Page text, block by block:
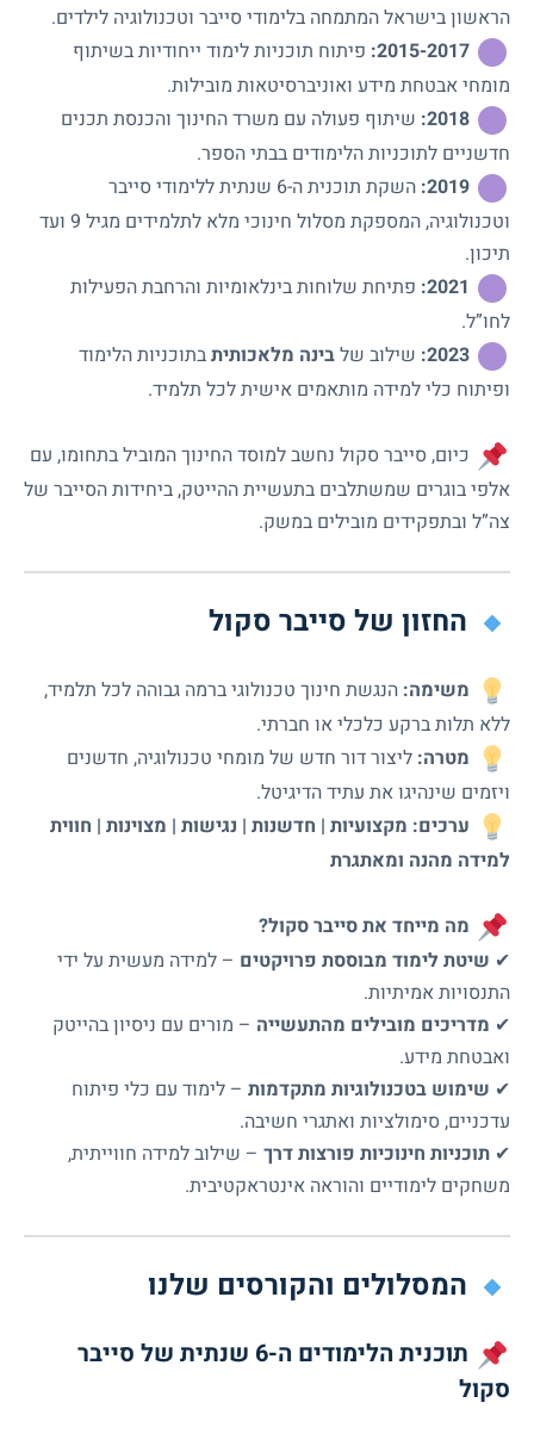
הראשון בישראל המתמחה בלימודי סייבר וטכנולוגיה לילדים.
2015-2017: פיתוח תוכניות לימוד ייחודיות בשיתוף
מומחי אבטחת מידע ואוניברסיטאות מובילות.
2018: שיתוף פעולה עם משרד החינוך והכנסת תכנים
חדשניים לתוכניות הלימודים בבתי הספר.
2019:
השקת תוכנית ה-6 שנתית ללימודי סייבר
וטכנולוגיה, המספקת מסלול חינוכי מלא לתלמידים מגיל 9 ועד
תיכון.
2021: פתיחת שלוחות בינלאומיות והרחבת הפעילות
לחו”ל.
2023: שילוב שלבינה מלאכותיתבתוכניות הלימוד
ופיתוח כלי למידה מותאמים אישית לכל תלמיד.
כיום, סייבר סקול נחשב למוסד החינוך המוביל בתחומו, עם
אלפי בוגרים שמשתלבים בתעשיית ההייטק, ביחידות הסייבר של
צה”ל ובתפקידים מובילים במשק.
החזון של סייבר סקול
משימה: הנגשת חינוך טכנולוגי ברמה גבוהה לכל תלמיד,
ללא תלות ברקע כלכלי או חברתי.
מטרה: ליצור דור חדש של מומחי טכנולוגיה, חדשנים
ויזמים שינהיגו את עתיד הדיגיטל.
ערכים: מקצועיות | חדשנות | נגישות | מצוינות | חווית
למידה מהנה ומאתגרת
מה מייחד את סייבר סקול?
✔ שיטת לימוד מבוססת פרויקטים – למידה מעשית על ידי
התנסויות אמיתיות.
✔ מדריכים מובילים מהתעשייה – מורים עם ניסיון בהייטק
ואבטחת מידע.
✔ שימוש בטכנולוגיות מתקדמות – לימוד עם כלי פיתוח
עדכניים, סימולציות ואתגרי חשיבה.
✔ תוכניות חינוכיות פורצות דרך – שילוב למידה חווייתית,
משחקים לימודיים והוראה אינטראקטיבית.
המסלולים והקורסים שלנו
תוכנית הלימודים ה-6 שנתית של סייבר
סקול